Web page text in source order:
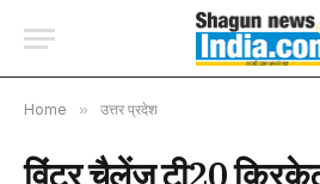
Home » उत्तर प्रदेश
विंटर चैलेंज टी20